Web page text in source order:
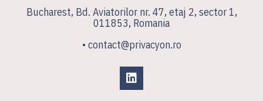
Bucharest, Bd. Aviatorilor nr. 47, etaj 2, sector 1,
011853, Romania
• contact@privacyon.ro